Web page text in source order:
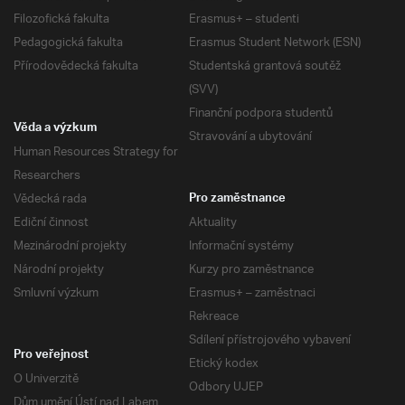
Filozofická fakulta
Pedagogická fakulta
Přírodovědecká fakulta
Erasmus+ – studenti
Erasmus Student Network (ESN)
Studentská grantová soutěž
(SVV)
Finanční podpora studentů
Stravování a ubytování
Věda a výzkum
Human Resources Strategy for
Researchers
Vědecká rada
Ediční činnost
Mezinárodní projekty
Národní projekty
Smluvní výzkum
Pro zaměstnance
Aktuality
Informační systémy
Kurzy pro zaměstnance
Erasmus+ – zaměstnaci
Rekreace
Sdílení přístrojového vybavení
Etický kodex
Odbory UJEP
Pro veřejnost
O Univerzitě